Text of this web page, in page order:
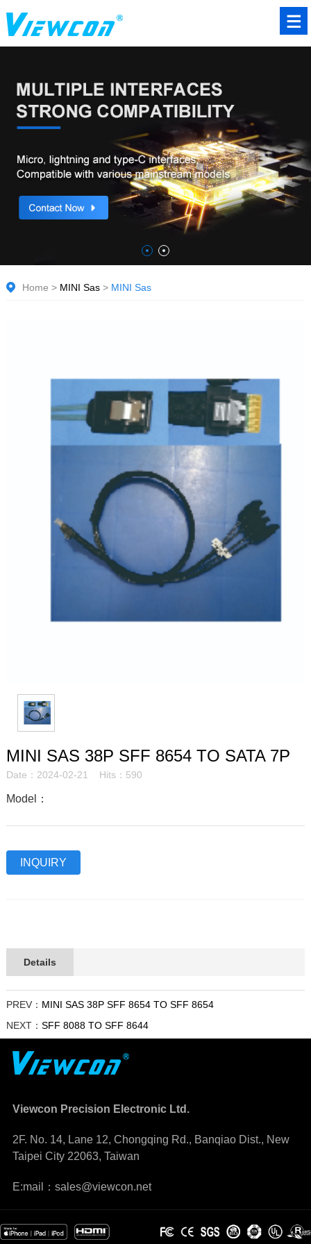
Home > MINI Sas> MINI Sas
MINI SAS 38P SFF 8654 TO SATA 7P
Date：2024-02-21 Hits：590
Model：
INQUIRY
Details
PREV： MINI SAS 38P SFF 8654 TO SFF 8654
NEXT： SFF 8088 TO SFF 8644
Viewcon Precision Electronic Ltd.
2F. No. 14, Lane 12, Chongqing Rd., Banqiao Dist., New
Taipei City 22063, Taiwan
E:mail：sales@viewcon.net